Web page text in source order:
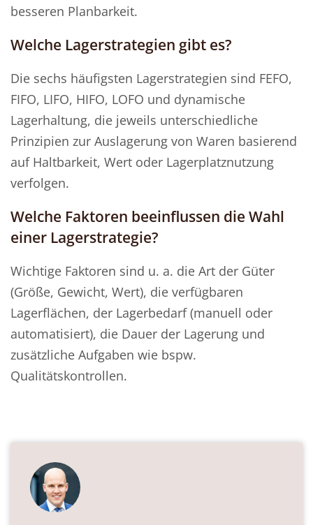
besseren Planbarkeit.
Welche Lagerstrategien gibt es?
Die sechs häufigsten Lagerstrategien sind FEFO,
FIFO, LIFO, HIFO, LOFO und dynamische
Lagerhaltung, die jeweils unterschiedliche
Prinzipien zur Auslagerung von Waren basierend
auf Haltbarkeit, Wert oder Lagerplatznutzung
verfolgen.
Welche Faktoren beeinflussen die Wahl
einer Lagerstrategie?
Wichtige Faktoren sind u. a. die Art der Güter
(Größe, Gewicht, Wert), die verfügbaren
Lagerflächen, der Lagerbedarf (manuell oder
automatisiert), die Dauer der Lagerung und
zusätzliche Aufgaben wie bspw.
Qualitätskontrollen.